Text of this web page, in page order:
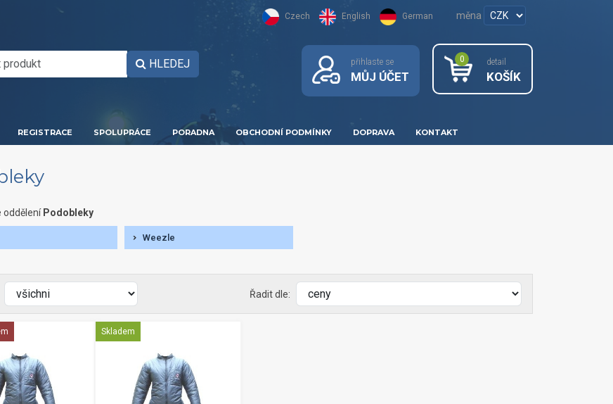
Czech English German měna
HLEDEJ přihlaste se
MŮJ ÚČET
0 detail
KOŠÍK
REGISTRACE SPOLUPRÁCE PORADNA OBCHODNÍ PODMÍNKY DOPRAVA KONTAKT
oddělení Podobleky
Weezle
Řadit dle:
Skladem